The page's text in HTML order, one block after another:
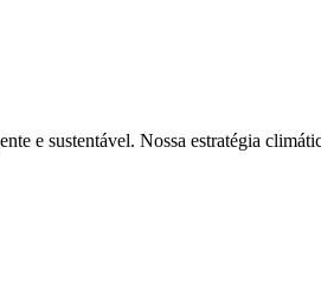
e sustentável. Nossa estratégia